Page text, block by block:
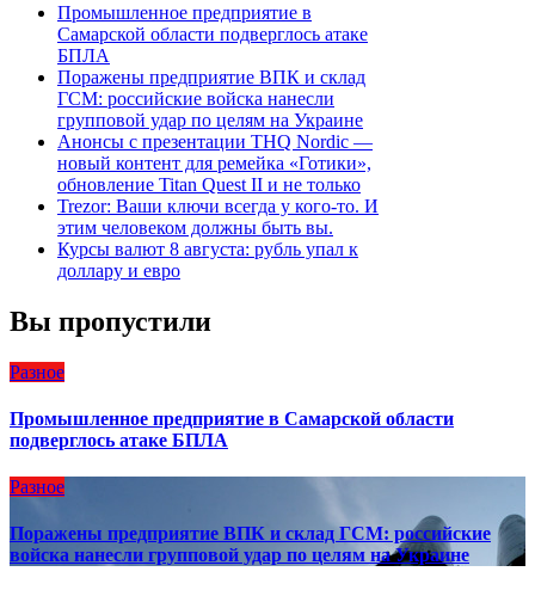
Промышленное предприятие в
Самарской области подверглось атаке
БПЛА
Поражены предприятие ВПК и склад
ГСМ: российские войска нанесли
групповой удар по целям на Украине
Анонсы с презентации THQ Nordic —
новый контент для ремейка «Готики»,
обновление Titan Quest II и не только
Trezor: Ваши ключи всегда у кого-то. И
этим человеком должны быть вы.
Курсы валют 8 августа: рубль упал к
доллару и евро
Вы пропустили
Разное
Промышленное предприятие в Самарской области
подверглось атаке БПЛА
Разное
Поражены предприятие ВПК и склад ГСМ: российские
войска нанесли групповой удар по целям на Украине